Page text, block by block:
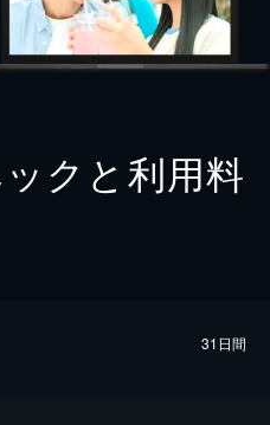
クと利用料
31日間